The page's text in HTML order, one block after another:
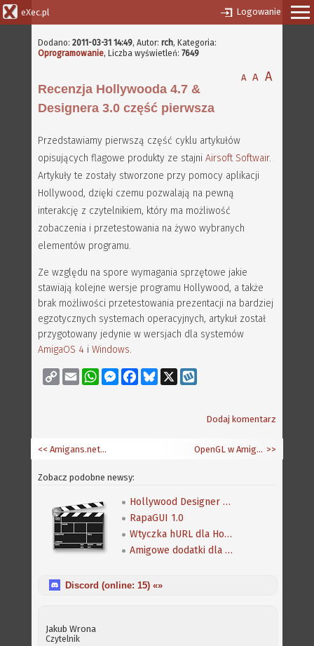
eXec.pl Logowanie
Dodano: 2011-03-31 14:49, Autor: rch, Kategoria:
Oprogramowanie, Liczba wyświetleń: 7649
A A A
Recenzja Hollywooda 4.7 &
Designera 3.0 część pierwsza
Przedstawiamy pierwszą część cyklu artykułów
opisujących flagowe produkty ze stajni Airsoft Softwair.
Artykuły te zostały stworzone przy pomocy aplikacji
Hollywood, dzięki czemu pozwalają na pewną
interakcję z czytelnikiem, który ma możliwość
zobaczenia i przetestowania na żywo wybranych
elementów programu.
Ze względu na spore wymagania sprzętowe jakie
stawiają kolejne wersje programu Hollywood, a także
brak możliwości przetestowania prezentacji na bardziej
egzotycznych systemach operacyjnych, artykuł został
przygotowany jedynie w wersjach dla systemów
AmigaOS 4 i Windows.
Copy
Link
Email WhatsAppMessenger
FacebookBluesky
Dodaj komentarz
OpenGL w AmigaOS - raport z blogu Hyperionu >>
<< Amigans.net - zrekonstruowany
Zobacz podobne newsy:
Hollywood Designer 5.0
RapaGUI 1.0
Wtyczka hURL dla Hollywood 8.0
Amigowe dodatki dla Hollywood 8.0
Discord (online: 15) «»
Jakub Wrona
Czytelnik